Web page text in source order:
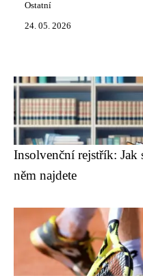
Ostatní
24. 05. 2026
Insolvenční rejstřík: Jak
něm najdete